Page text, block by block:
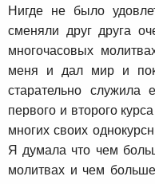
Нигде не было
сменяли друг друга
многочасовых
меня и дал мир и
старательно
первого и второго
многих своих
Я думала что чем
молитвах и чем